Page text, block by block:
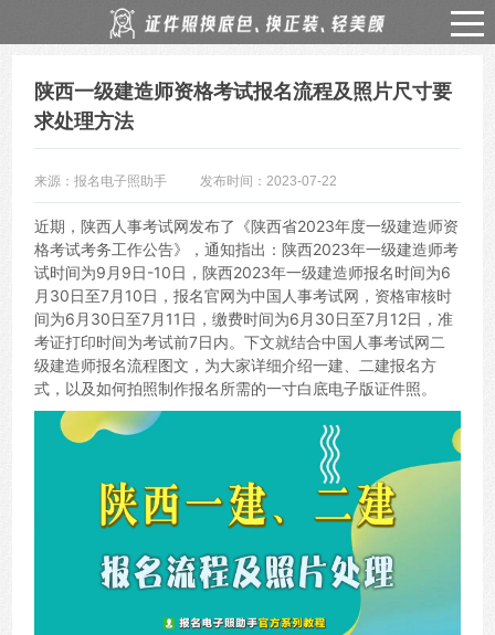
陕西一级建造师资格考试报名流程及照片尺寸要
求处理方法
来源：报名电子照助手 发布时间：2023-07-22
近期，陕西人事考试网发布了《陕西省2023年度一级建造师资
格考试考务工作公告》，通知指出：陕西2023年一级建造师考
试时间为9月9日-10日，陕西2023年一级建造师报名时间为6
月30日至7月10日，报名官网为中国人事考试网，资格审核时
间为6月30日至7月11日，缴费时间为6月30日至7月12日，准
考证打印时间为考试前7日内。下文就结合中国人事考试网二
级建造师报名流程图文，为大家详细介绍一建、二建报名方
式，以及如何拍照制作报名所需的一寸白底电子版证件照。